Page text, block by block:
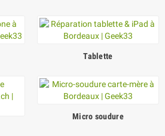
Tablette
Micro soudure